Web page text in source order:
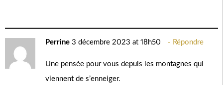
Perrine 3 décembre 2023 at 18h50 Répondre
Une pensée pour vous depuis les montagnes qui
viennent de s’enneiger.